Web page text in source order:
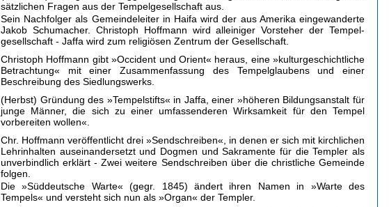
sätzlichen Fragen aus der Tempelgesellschaft aus.
Sein Nachfolger als Gemeindeleiter in Haifa wird der aus Amerika eingewanderte
Jakob Schumacher. Christoph Hoffmann wird alleiniger Vorsteher der Tempel­
gesellschaft - Jaffa wird zum religiösen Zentrum der Gesellschaft.
Christoph Hoffmann gibt »Occident und Orient« heraus, eine »kulturgeschichtliche
Betrachtung« mit einer Zusammenfassung des Tempelglaubens und einer
Beschrei­bung des Siedlungswerks.
(Herbst) Gründung des »Tempelstifts« in Jaffa, einer »höheren Bildungsanstalt für
junge Männer, die sich zu einer umfassenderen Wirksamkeit für den Tempel
vorbereiten wollen«.
Chr. Hoffmann veröffentlicht drei »Sendschreiben«, in denen er sich mit kirchlichen
Lehrinhalten auseinandersetzt und Dogmen und Sakramente für die Templer als
unverbindlich erklärt - Zwei weitere Sendschreiben über die christliche Gemeinde
folgen.
Die »Süddeutsche Warte« (gegr. 1845) ändert ihren Namen in »Warte des
Tempels« und versteht sich nun als »Organ« der Templer.